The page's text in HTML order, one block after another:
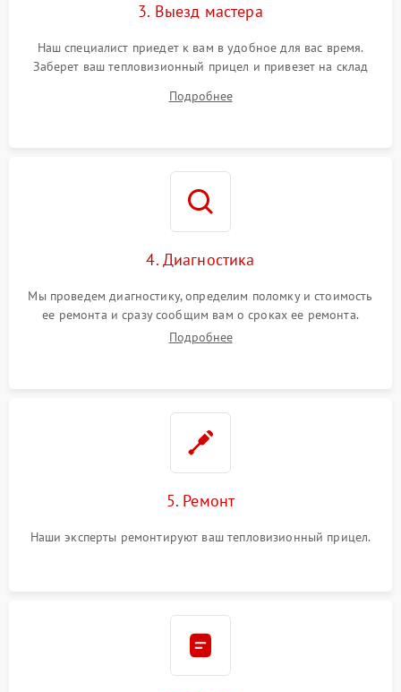
3. Выезд мастера
Наш специалист приедет к вам в удобное для вас время.
Заберет ваш тепловизионный прицел и привезет на склад
Подробнее
4. Диагностика
Мы проведем диагностику, определим поломку и стоимость
ее ремонта и сразу сообщим вам о сроках ее ремонта.
Подробнее
5. Ремонт
Наши эксперты ремонтируют ваш тепловизионный прицел.